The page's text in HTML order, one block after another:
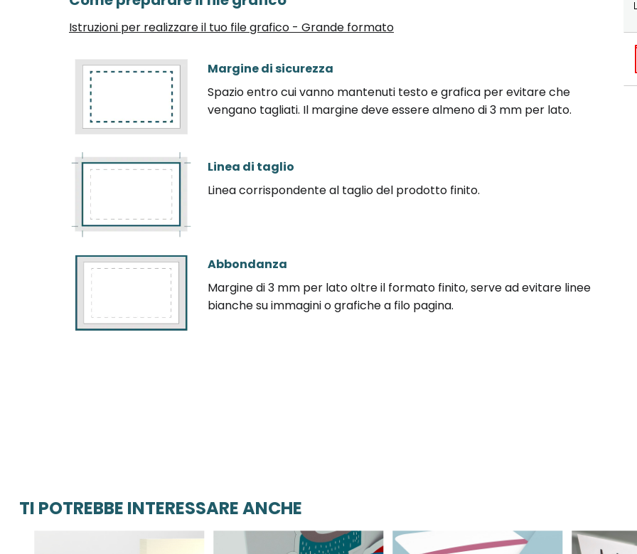
Istruzioni per realizzare il tuo file grafico - Grande formato
Margine di sicurezza
Spazio entro cui vanno mantenuti testo e grafica per evitare che
vengano tagliati. Il margine deve essere almeno di 3 mm per lato.
Linea di taglio
Linea corrispondente al taglio del prodotto finito.
Abbondanza
Margine di 3 mm per lato oltre il formato finito, serve ad evitare linee
bianche su immagini o grafiche a filo pagina.
TI POTREBBE INTERESSARE ANCHE